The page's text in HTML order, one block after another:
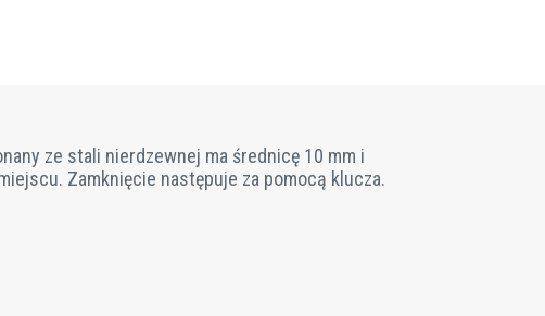
ze stali nierdzewnej ma średnicę 10 mm i
Zamknięcie następuje za pomocą klucza.